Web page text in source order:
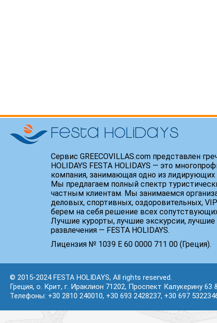
Сервис GREECOVILLAS.com представлен
HOLIDAYS FESTA HOLIDAYS — это
компания, занимающая одно из
Мы предлагаем полный спектр
частным клиентам. Мы занимаемся
деловых, спортивных, оздоровительных,
берем на себя решение всех
Лучшие курорты, лучшие экскурсии, лучшие
развлечения — FESTA HOLIDAYS.
Лицензия № 1039 Е 60 0000 711 00 (Греция).
© 2015-2024 FESTA HOLIDAYS, All rights reserved.
Греция, о. Крит, г. Ираклион 71202, Проспект Калукерину 63
Телефоны: +30 2810 240010, +30 693 2428237, +30 697